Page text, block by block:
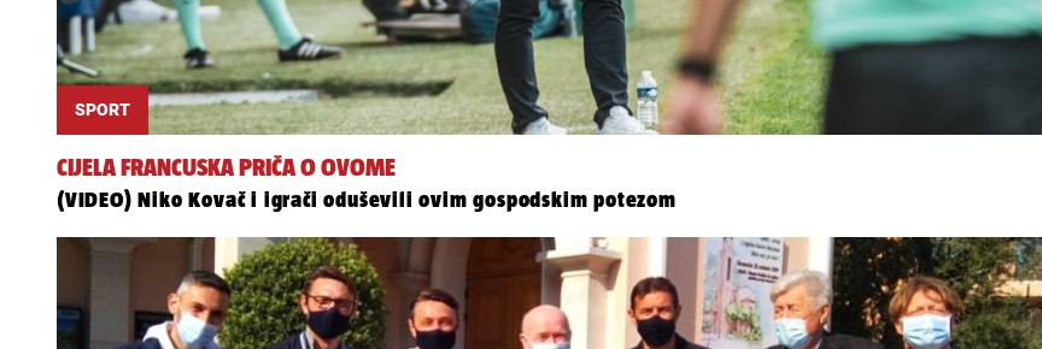
SPORT
CIJELA FRANCUSKA PRIČA O OVOME
(VIDEO) Niko Kovač i igrači oduševili ovim gospodskim potezom